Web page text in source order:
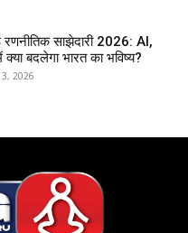
रणनीतिक साझेदारी 2026: AI,
बदलेगा भारत का भविष्य?
3, 2026